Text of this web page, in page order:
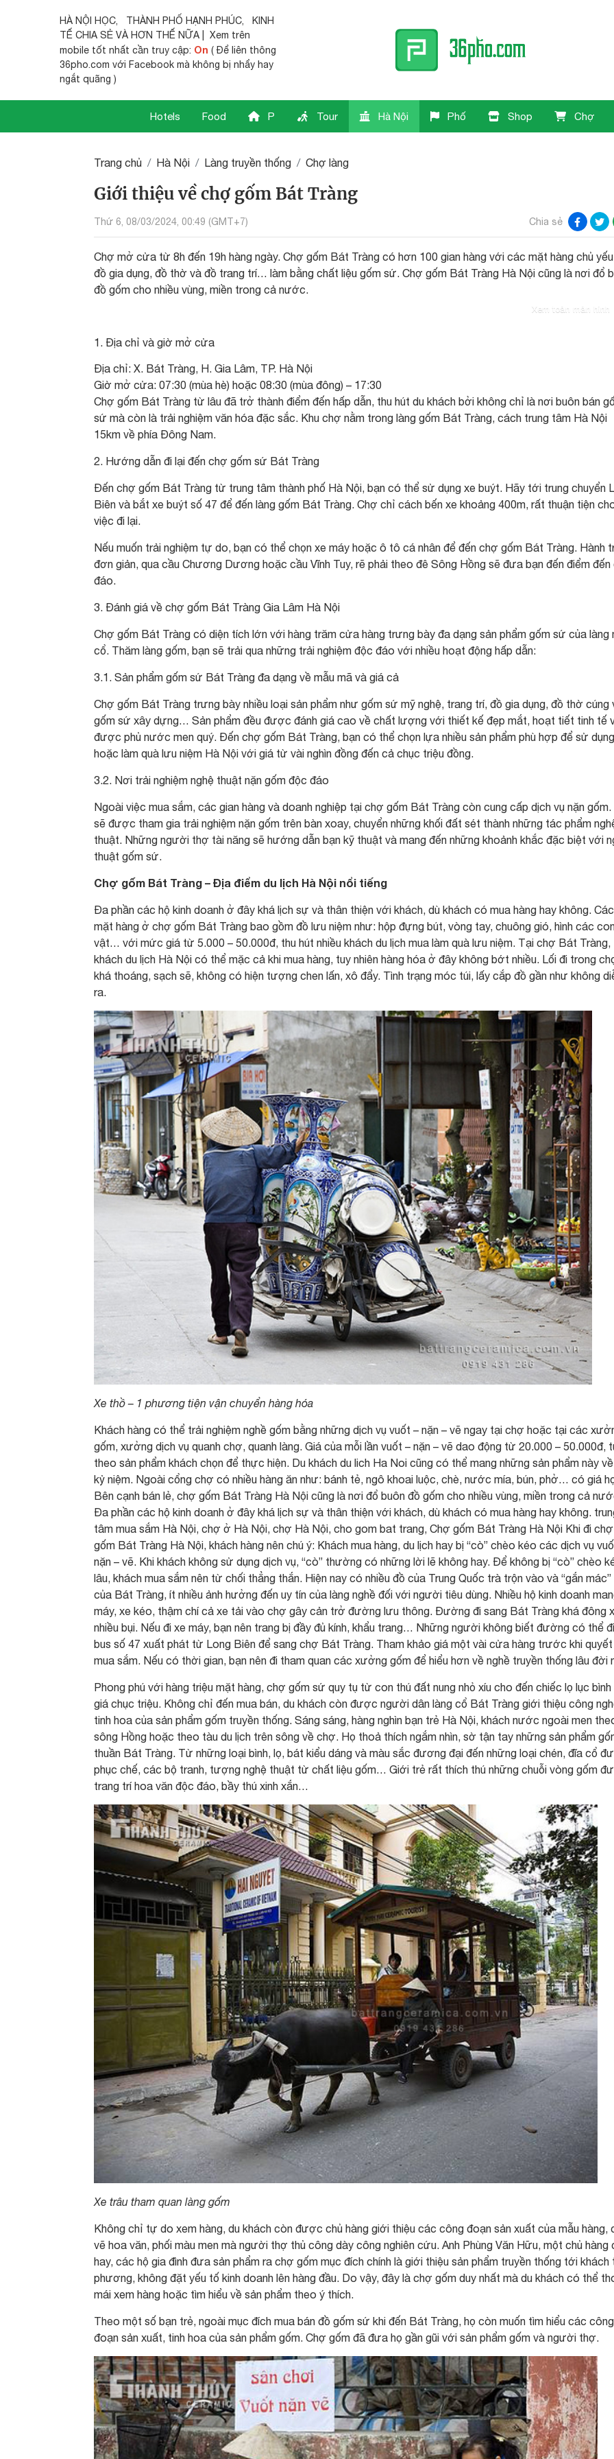
HÀ NỘI HỌC, THÀNH PHỐ HẠNH PHÚC,
KINH
TẾ CHIA SẺ VÀ HƠN THẾ NỮA | Xem trên
mobile tốt nhất cần truy cập: On ( Để liên thông
36pho.com với Facebook mà không bị nhẩy hay
ngắt quãng )
Hotels Food P Tour Hà Nội Phố Shop Chợ
Trang chủ Hà Nội Làng truyền thống Chợ làng
Giới thiệu về chợ gốm Bát Tràng
Thứ 6, 08/03/2024, 00:49 (GMT+7) Chia sẻ
Chợ mở cửa từ 8h đến 19h hàng ngày. Chợ gốm Bát Tràng có hơn 100 gian hàng với các mặt hàng chủ
đồ gia dụng, đồ thờ và đồ trang trí… làm bằng chất liệu gốm sứ. Chợ gốm Bát Tràng Hà Nội cũng là nơi đổ
đồ gốm cho nhiều vùng, miền trong cả nước.
Xem toàn màn hình
Địa chỉ và giờ mở cửa
Địa chỉ: X. Bát Tràng, H. Gia Lâm, TP. Hà Nội
Giờ mở cửa: 07:30 (mùa hè) hoặc 08:30 (mùa đông) – 17:30
Chợ gốm Bát Tràng từ lâu đã trở thành điểm đến hấp dẫn, thu hút du khách bởi không chỉ là nơi buôn bán
sứ mà còn là trải nghiệm văn hóa đặc sắc. Khu chợ nằm trong làng gốm Bát Tràng, cách trung tâm Hà Nội
15km về phía Đông Nam.
2. Hướng dẫn đi lại đến chợ gốm sứ Bát Tràng
Đến chợ gốm Bát Tràng từ trung tâm thành phố Hà Nội, bạn có thể sử dụng xe buýt. Hãy tới trung chuyển
Biên và bắt xe buýt số 47 để đến làng gốm Bát Tràng. Chợ chỉ cách bến xe khoảng 400m, rất thuận tiện
việc đi lại.
Nếu muốn trải nghiệm tự do, bạn có thể chọn xe máy hoặc ô tô cá nhân để đến chợ gốm Bát Tràng. Hành
đơn giản, qua cầu Chương Dương hoặc cầu Vĩnh Tuy, rẽ phải theo đê Sông Hồng sẽ đưa bạn đến điểm đến
đáo.
3. Đánh giá về chợ gốm Bát Tràng Gia Lâm Hà Nội
Chợ gốm Bát Tràng có diện tích lớn với hàng trăm cửa hàng trưng bày đa dạng sản phẩm gốm sứ của làng
cổ. Thăm làng gốm, bạn sẽ trải qua những trải nghiệm độc đáo với nhiều hoạt động hấp dẫn:
3.1. Sản phẩm gốm sứ Bát Tràng đa dạng về mẫu mã và giá cả
Chợ gốm Bát Tràng trưng bày nhiều loại sản phẩm như gốm sứ mỹ nghệ, trang trí, đồ gia dụng, đồ thờ cúng
gốm sứ xây dựng… Sản phẩm đều được đánh giá cao về chất lượng với thiết kế đẹp mắt, hoạt tiết tinh tế
được phủ nước men quý. Đến chợ gốm Bát Tràng, bạn có thể chọn lựa nhiều sản phẩm phù hợp để sử dụng
hoặc làm quà lưu niệm Hà Nội với giá từ vài nghìn đồng đến cả chục triệu đồng.
3.2. Nơi trải nghiệm nghệ thuật nặn gốm độc đáo
Ngoài việc mua sắm, các gian hàng và doanh nghiệp tại chợ gốm Bát Tràng còn cung cấp dịch vụ nặn gốm.
sẽ được tham gia trải nghiệm nặn gốm trên bàn xoay, chuyển những khối đất sét thành những tác phẩm
thuật. Những người thợ tài năng sẽ hướng dẫn bạn kỹ thuật và mang đến những khoảnh khắc đặc biệt với
thuật gốm sứ.
Chợ gốm Bát Tràng – Địa điểm du lịch Hà Nội nổi tiếng
Đa phần các hộ kinh doanh ở đây khá lịch sự và thân thiện với khách, dù khách có mua hàng hay không. Các
mặt hàng ở chợ gốm Bát Tràng bao gồm đồ lưu niệm như: hộp đựng bút, vòng tay, chuông gió, hình các
vật… với mức giá từ 5.000 – 50.000đ, thu hút nhiều khách du lịch mua làm quà lưu niệm. Tại chợ Bát Tràng,
khách du lịch Hà Nội có thể mặc cả khi mua hàng, tuy nhiên hàng hóa ở đây không bớt nhiều. Lối đi trong
khá thoáng, sạch sẽ, không có hiện tượng chen lấn, xô đẩy. Tình trạng móc túi, lấy cắp đồ gần như không
ra.
Xe thồ – 1 phương tiện vận chuyển hàng hóa
Khách hàng có thể trải nghiệm nghề gốm bằng những dịch vụ vuốt – nặn – vẽ ngay tại chợ hoặc tại các
gốm, xưởng dịch vụ quanh chợ, quanh làng. Giá của mỗi lần vuốt – nặn – vẽ dao động từ 20.000 – 50.000đ,
theo sản phẩm khách chọn để thực hiện. Du khách du lich Ha Noi cũng có thể mang những sản phẩm này
kỷ niệm. Ngoài cổng chợ có nhiều hàng ăn như: bánh tẻ, ngô khoai luộc, chè, nước mía, bún, phở… có giá
Bên cạnh bán lẻ, chợ gốm Bát Tràng Hà Nội cũng là nơi đổ buôn đồ gốm cho nhiều vùng, miền trong cả
Đa phần các hộ kinh doanh ở đây khá lịch sự và thân thiện với khách, dù khách có mua hàng hay không.
tâm mua sắm Hà Nội, chợ ở Hà Nội, chợ Hà Nội, cho gom bat trang, Chợ gốm Bát Tràng Hà Nội Khi đi chợ
gốm Bát Tràng Hà Nội, khách hàng nên chú ý: Khách mua hàng, du lịch hay bị “cò” chèo kéo các dịch vụ
nặn – vẽ. Khi khách không sử dụng dịch vụ, “cò” thường có những lời lẽ không hay. Để không bị “cò” chèo
lâu, khách mua sắm nên từ chối thẳng thắn. Hiện nay có nhiều đồ của Trung Quốc trà trộn vào và “gắn mác”
của Bát Tràng, ít nhiều ảnh hưởng đến uy tín của làng nghề đối với người tiêu dùng. Nhiều hộ kinh doanh
máy, xe kéo, thậm chí cả xe tải vào chợ gây cản trở đường lưu thông. Đường đi sang Bát Tràng khá đông
nhiều bụi. Nếu đi xe máy, bạn nên trang bị đầy đủ kính, khẩu trang… Những người không biết đường có thể
bus số 47 xuất phát từ Long Biên để sang chợ Bát Tràng. Tham khảo giá một vài cửa hàng trước khi quyết
mua sắm. Nếu có thời gian, bạn nên đi tham quan các xưởng gốm để hiểu hơn về nghề truyền thống lâu đời
Phong phú với hàng triệu mặt hàng, chợ gốm sứ quy tụ từ con thú đất nung nhỏ xíu cho đến chiếc lọ lục
giá chục triệu. Không chỉ đến mua bán, du khách còn được người dân làng cổ Bát Tràng giới thiệu công
tinh hoa của sản phẩm gốm truyền thống. Sáng sáng, hàng nghìn bạn trẻ Hà Nội, khách nước ngoài men
sông Hồng hoặc theo tàu du lịch trên sông về chợ. Họ thoả thích ngắm nhìn, sờ tận tay những sản phẩm
thuần Bát Tràng. Từ những loại bình, lọ, bát kiểu dáng và màu sắc đương đại đến những loại chén, đĩa cổ
phục chế, các bộ tranh, tượng nghệ thuật từ chất liệu gốm… Giới trẻ rất thích thú những chuỗi vòng gốm
trang trí hoa văn độc đáo, bầy thú xinh xắn…
Xe trâu tham quan làng gốm
Không chỉ tự do xem hàng, du khách còn được chủ hàng giới thiệu các công đoạn sản xuất của mẫu hàng,
vẽ hoa văn, phối màu men mà người thợ thủ công dày công nghiên cứu. Anh Phùng Văn Hữu, một chủ hàng
hay, các hộ gia đình đưa sản phẩm ra chợ gốm mục đích chính là giới thiệu sản phẩm truyền thống tới khách
phương, không đặt yếu tố kinh doanh lên hàng đầu. Do vậy, đây là chợ gốm duy nhất mà du khách có thể
mái xem hàng hoặc tìm hiểu về sản phẩm theo ý thích.
Theo một số bạn trẻ, ngoài mục đích mua bán đồ gốm sứ khi đến Bát Tràng, họ còn muốn tìm hiểu các công
đoạn sản xuất, tinh hoa của sản phẩm gốm. Chợ gốm đã đưa họ gần gũi với sản phẩm gốm và người thợ.